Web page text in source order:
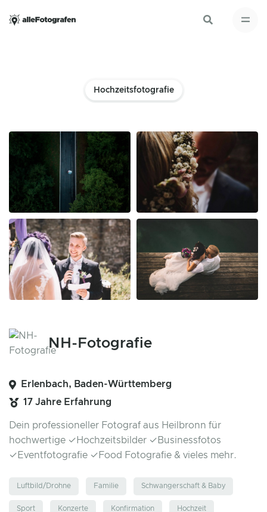
Hochzeitsfotografie
NH-Fotografie
Erlenbach, Baden-Württemberg
17 Jahre Erfahrung
Dein professioneller Fotograf aus Heilbronn für
hochwertige ✓Hochzeitsbilder ✓Businessfotos
✓Eventfotografie ✓Food Fotografie & vieles mehr.
Luftbild/Drohne Familie Schwangerschaft & Baby
Sport Konzerte Konfirmation Hochzeit